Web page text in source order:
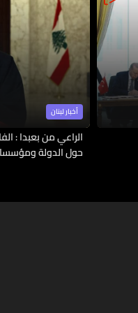
أخبار لبنان
الراعي من بعبدا :
حول الدولة